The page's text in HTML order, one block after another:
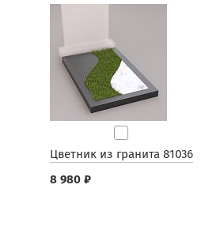
Цветник из гранита 81036
8 980 ₽